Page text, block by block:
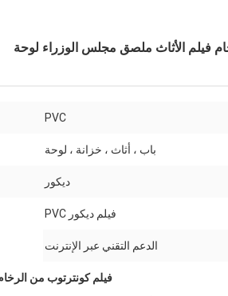
فيلم الأثاث ملصق مجلس الوزراء لوحة
PVC
باب ، أثاث ، خزانة ، لوحة
ديكور
فيلم ديكور PVC
الدعم التقني عبر الإنترنت
فيلم كونترتوب من